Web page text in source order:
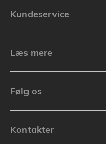
Kundeservice
Læs mere
Følg os
Kontakter